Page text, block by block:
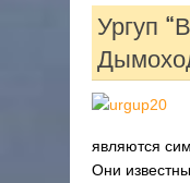
Ургуп
являются
Они